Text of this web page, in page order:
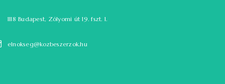
1118 Budapest, Zólyomi út 19. fszt. 1.
elnokseg@kozbeszerzok.hu